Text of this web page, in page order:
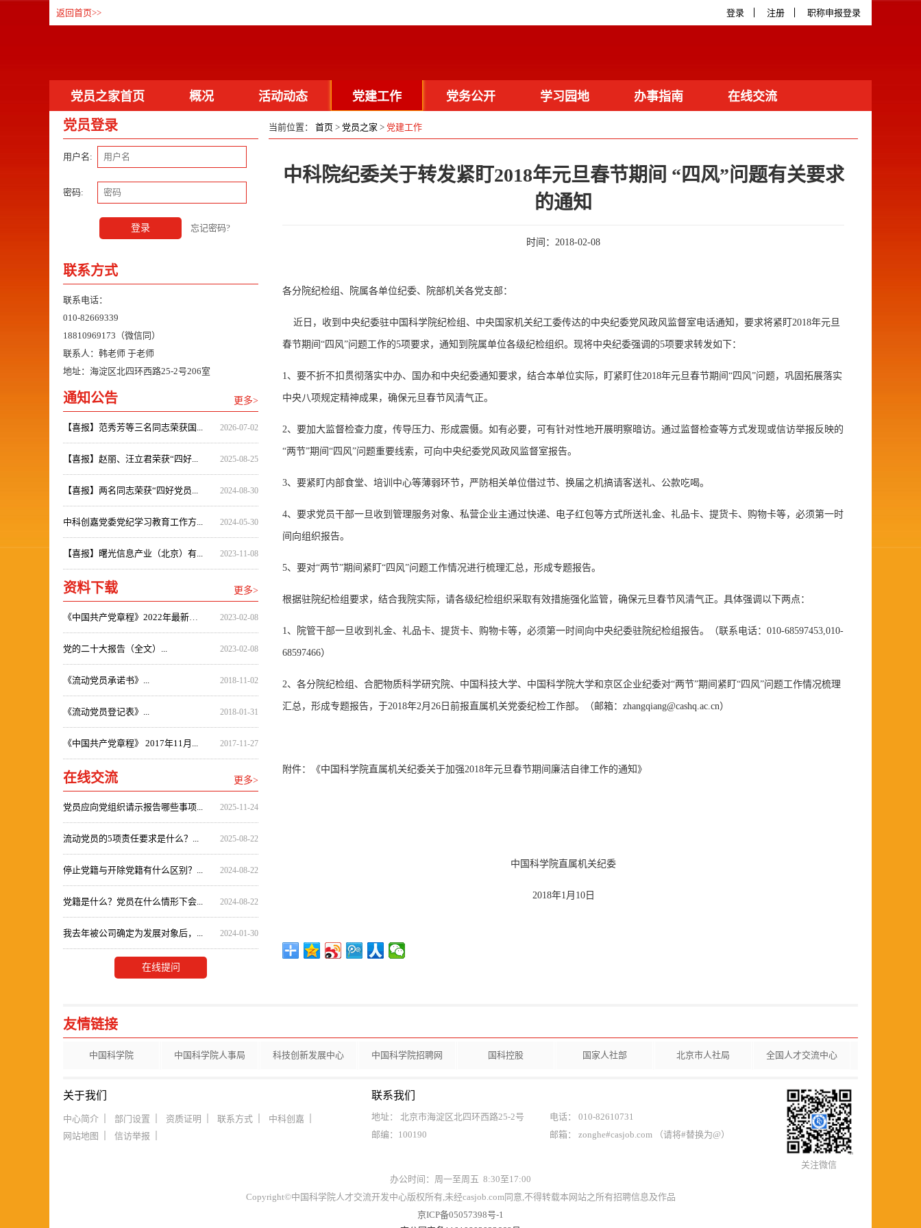
返回首页>> 登录 注册 职称申报登录
党员之家首页 概况 活动动态 党建工作 党务公开 学习园地 办事指南 在线交流
联系方式 资料下载 活动图片
当前位置： 首页 > 党员之家 > 党建工作
中科院纪委关于转发紧盯2018年元旦春节期间 “四风”问题有关要求
的通知
时间： 2018-02-08
各分院纪检组、院属各单位纪委、院部机关各党支部：
近日，收到中央纪委驻中国科学院纪检组、中央国家机关纪工委传达的中央纪委党风政风监督室电话通知，要求将紧盯2018年元旦
春节期间“四风”问题工作的5项要求，通知到院属单位各级纪检组织。现将中央纪委强调的5项要求转发如下：
1、要不折不扣贯彻落实中办、国办和中央纪委通知要求，结合本单位实际，盯紧盯住2018年元旦春节期间“四风”问题，巩固拓展落实
中央八项规定精神成果，确保元旦春节风清气正。
2、要加大监督检查力度，传导压力、形成震慑。如有必要，可有针对性地开展明察暗访。通过监督检查等方式发现或信访举报反映的
“两节”期间“四风”问题重要线索，可向中央纪委党风政风监督室报告。
3、要紧盯内部食堂、培训中心等薄弱环节，严防相关单位借过节、换届之机搞请客送礼、公款吃喝。
4、要求党员干部一旦收到管理服务对象、私营企业主通过快递、电子红包等方式所送礼金、礼品卡、提货卡、购物卡等，必须第一时
间向组织报告。
5、要对“两节”期间紧盯“四风”问题工作情况进行梳理汇总，形成专题报告。
根据驻院纪检组要求，结合我院实际，请各级纪检组织采取有效措施强化监管，确保元旦春节风清气正。具体强调以下两点：
1、院管干部一旦收到礼金、礼品卡、提货卡、购物卡等，必须第一时间向中央纪委驻院纪检组报告。（联系电话：010-68597453,010-
68597466）
2、各分院纪检组、合肥物质科学研究院、中国科技大学、中国科学院大学和京区企业纪委对“两节”期间紧盯“四风”问题工作情况梳理
汇总，形成专题报告，于2018年2月26日前报直属机关党委纪检工作部。（邮箱：zhangqiang@cashq.ac.cn）
附件：《中国科学院直属机关纪委关于加强2018年元旦春节期间廉洁自律工作的通知》
中国科学院直属机关纪委
2018年1月10日
党员登录
用户名:
密码:
登录 忘记密码?
联系方式
联系电话：
010-82669339
18810969173（微信同）
联系人：韩老师 于老师
地址：海淀区北四环西路25-2号206室
通知公告 更多>
【喜报】范秀芳等三名同志荣获国... 2026-07-02
【喜报】赵丽、汪立君荣获“四好... 2025-08-25
【喜报】两名同志荣获“四好党员... 2024-08-30
中科创嘉党委党纪学习教育工作方... 2024-05-30
【喜报】曙光信息产业（北京）有... 2023-11-08
资料下载 更多>
《中国共产党章程》2022年最新修... 2023-02-08
党的二十大报告（全文）... 2023-02-08
《流动党员承诺书》... 2018-11-02
《流动党员登记表》... 2018-01-31
《中国共产党章程》 2017年11月... 2017-11-27
在线交流 更多>
党员应向党组织请示报告哪些事项... 2025-11-24
流动党员的5项责任要求是什么？... 2025-08-22
停止党籍与开除党籍有什么区别？... 2024-08-22
党籍是什么？党员在什么情形下会... 2024-08-22
我去年被公司确定为发展对象后，... 2024-01-30
在线提问
友情链接
中国科学院 中国科学院人事局 科技创新发展中心 中国科学院招聘网 国科控股 国家人社部 北京市人社局 全国人才交流中心
关于我们
中心简介 部门设置 资质证明 联系方式
中科创嘉
网站地图
信访举报
联系我们
地址： 北京市海淀区北四环西路25-2号
电话： 010-82610731
邮编：100190
邮箱： zonghe#casjob.com （请将#替换为@）
关注微信
办公时间：周一至周五 8:30至17:00
Copyright©中国科学院人才交流开发中心版权所有,未经casjob.com同意,不得转载本网站之所有招聘信息及作品
京ICP备05057398号-1